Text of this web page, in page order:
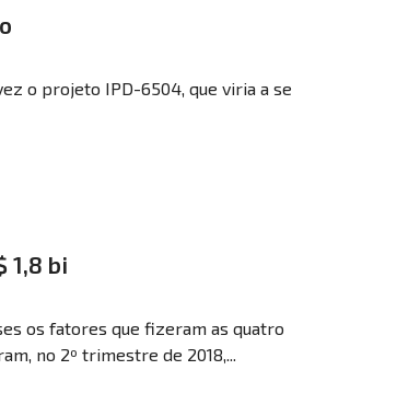
o projeto IPD-6504, que viria a se
1,8 bi
os fatores que fizeram as quatro
no 2º trimestre de 2018,...